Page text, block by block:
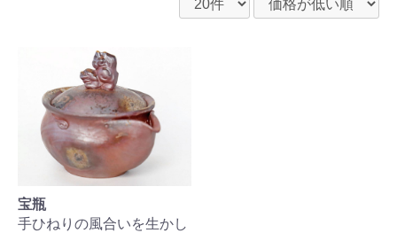
宝瓶
手ひねりの風合いを生かし